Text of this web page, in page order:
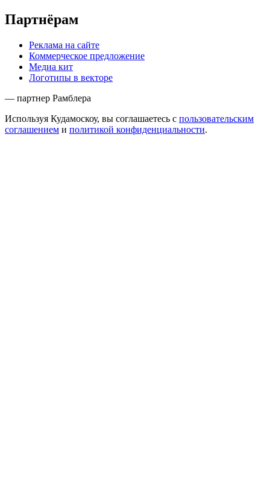
Партнёрам
Реклама на сайте
Коммерческое предложение
Медиа кит
Логотипы в векторе
— партнер Рамблера
Используя Кудамоскоу, вы соглашаетесь с пользовательским
соглашением и политикой конфиденциальности.